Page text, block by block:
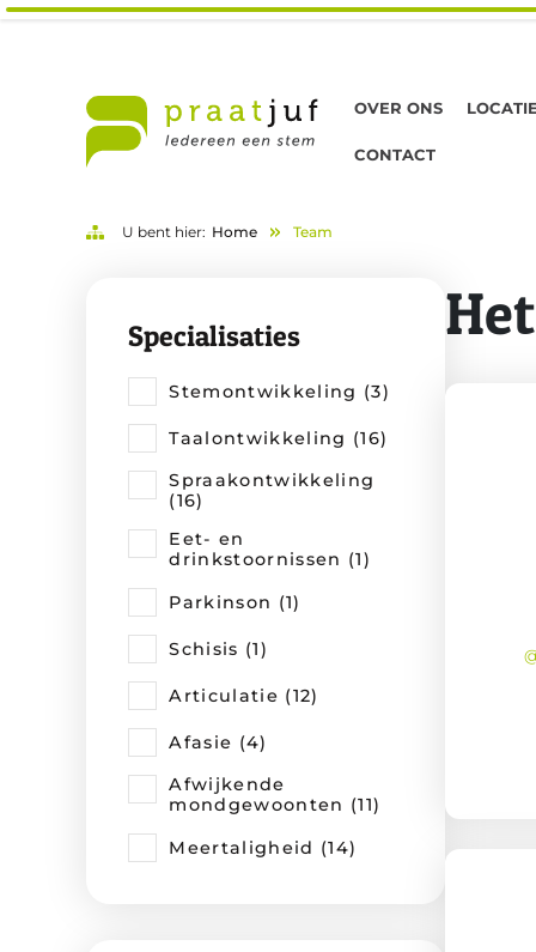
OVER ONS
CONTACT
U bent hier: Home Team
Specialisaties
Stemontwikkeling (3)
Taalontwikkeling (16)
Spraakontwikkeling
(16)
Eet- en
drinkstoornissen (1)
Parkinson (1)
Schisis (1)
Articulatie (12)
Afasie (4)
Afwijkende
mondgewoonten (11)
Meertaligheid (14)